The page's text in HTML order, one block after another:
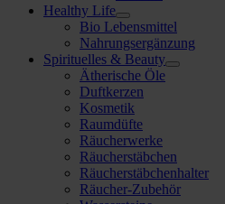
Healthy Life
Bio Lebensmittel
Nahrungsergänzung
Spirituelles & Beauty
Ätherische Öle
Duftkerzen
Kosmetik
Raumdüfte
Räucherwerke
Räucherstäbchen
Räucherstäbchenhalter
Räucher-Zubehör